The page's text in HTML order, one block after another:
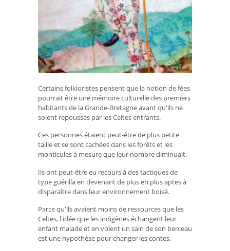
Certains folkloristes pensent que la notion de fées
pourrait être une mémoire culturelle des premiers
habitants de la Grande-Bretagne avant qu'ils ne
soient repoussés par les Celtes entrants.
Ces personnes étaient peut-être de plus petite
taille et se sont cachées dans les forêts et les
monticules à mesure que leur nombre diminuait.
Ils ont peut-être eu recours à des tactiques de
type guérilla en devenant de plus en plus aptes à
disparaître dans leur environnement boisé.
Parce qu'ils avaient moins de ressources que les
Celtes, l'idée que les indigènes échangent leur
enfant malade et en volent un sain de son berceau
est une hypothèse pour changer les contes.